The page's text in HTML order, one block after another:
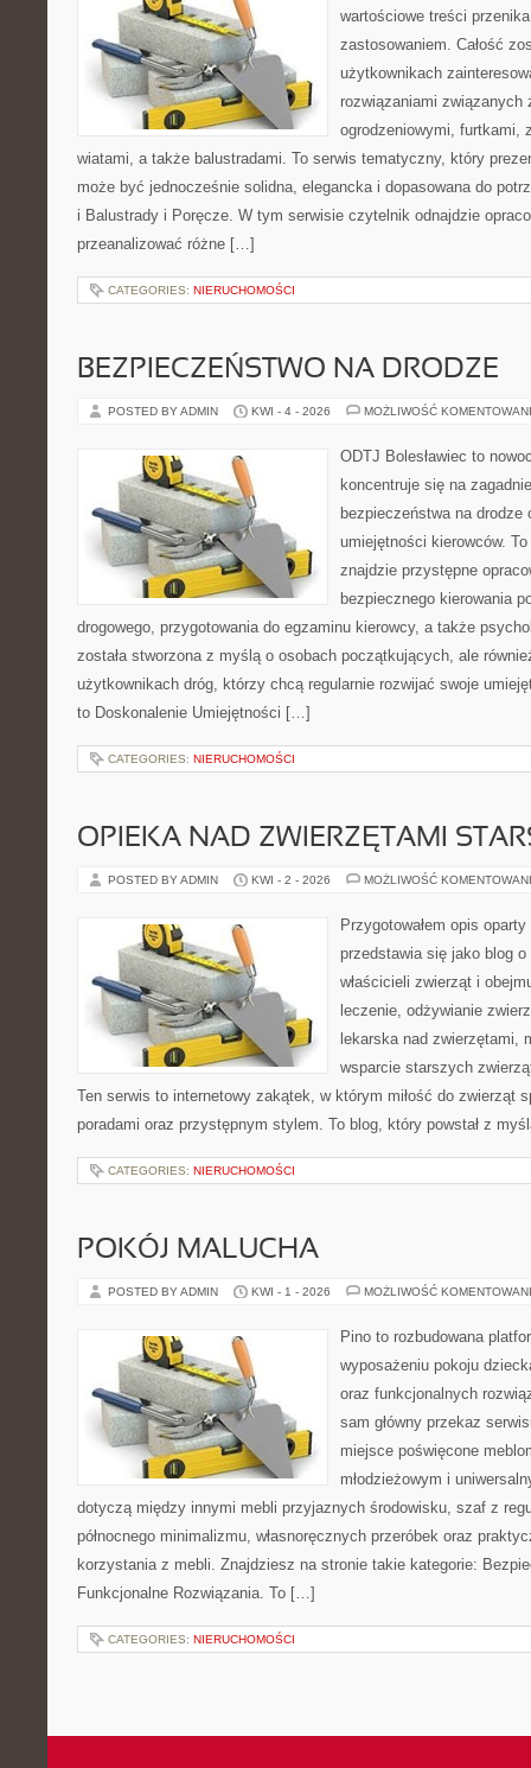
wartościowe treści
zastosowaniem. Całość
użytkownikach
rozwiązaniami związanych
ogrodzeniowymi, furtkami,
wiatami, a także balustradami. To serwis tematyczny, który
może być jednocześnie solidna, elegancka i dopasowana do
i Balustrady i Poręcze. W tym serwisie czytelnik odnajdzie
przeanalizować różne […]
CATEGORIES: NIERUCHOMOŚCI
BEZPIECZEŃSTWO NA DRODZE
POSTED BY ADMIN KWI - 4 - 2026 MOŻLIWOŚĆ
ODTJ Bolesławiec to
koncentruje się na
bezpieczeństwa na drodze
umiejętności kierowców.
znajdzie przystępne
bezpiecznego kierowania
drogowego, przygotowania do egzaminu kierowcy, a także
została stworzona z myślą o osobach początkujących, ale
użytkownikach dróg, którzy chcą regularnie rozwijać swoje
to Doskonalenie Umiejętności […]
CATEGORIES: NIERUCHOMOŚCI
OPIEKA NAD ZWIERZĘTAMI
POSTED BY ADMIN KWI - 2 - 2026 MOŻLIWOŚĆ
Przygotowałem opis
przedstawia się jako blog
właścicieli zwierząt i
leczenie, odżywianie
lekarska nad zwierzętami,
wsparcie starszych
Ten serwis to internetowy zakątek, w którym miłość do zwierząt
poradami oraz przystępnym stylem. To blog, który powstał z
CATEGORIES: NIERUCHOMOŚCI
POKÓJ MALUCHA
POSTED BY ADMIN KWI - 1 - 2026 MOŻLIWOŚĆ
Pino to rozbudowana
wyposażeniu pokoju
oraz funkcjonalnych
sam główny przekaz
miejsce poświęcone
młodzieżowym i
dotyczą między innymi mebli przyjaznych środowisku, szaf z
północnego minimalizmu, własnoręcznych przeróbek oraz
korzystania z mebli. Znajdziesz na stronie takie kategorie:
Funkcjonalne Rozwiązania. To […]
CATEGORIES: NIERUCHOMOŚCI